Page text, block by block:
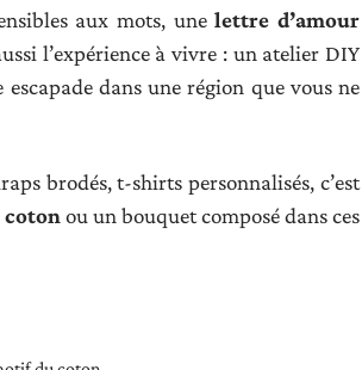
aux mots, unelettre d’amour
l’expérience à vivre : un atelier DIY
dans une région que vous ne
brodés, t-shirts personnalisés, c’est
coton ou un bouquet composé dans ces